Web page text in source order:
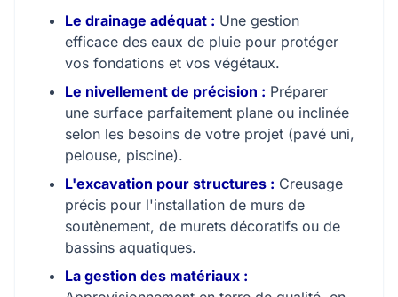
Le drainage adéquat : Une gestion
efficace des eaux de pluie pour protéger
vos fondations et vos végétaux.
Le nivellement de précision : Préparer
une surface parfaitement plane ou inclinée
selon les besoins de votre projet (pavé uni,
pelouse, piscine).
L'excavation pour structures : Creusage
précis pour l'installation de murs de
soutènement, de murets décoratifs ou de
bassins aquatiques.
La gestion des matériaux :